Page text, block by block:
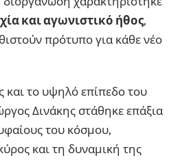
και αγωνιστικό ήθος,
πρότυπο για κάθε νέο
και το υψηλό επίπεδο του
Δινάκης στάθηκε επάξια
του κόσμου,
και τη δυναμική της